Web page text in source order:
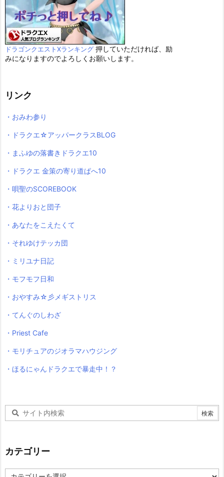
ドラゴンクエストXランキング 押していただければ、励
みになりますのでよろしくお願いします。
リンク
・おみわ参り
・ドラクエ☆アッパークラスBLOG
・まふゆの落書きドラクエ10
・ドラクエ 金策の寄り道ぱへ10
・唄聖のSCOREBOOK
・花よりおと団子
・あなたをこえたくて
・それゆけテッカ団
・ミリユナ日記
・モフモフ日和
・おやすみ☆彡メギストリス
・てんぐのしわざ
・Priest Cafe
・モリチュアのジオラマハウジング
・ほるにゃんドラクエで暴走中！？
カテゴリー